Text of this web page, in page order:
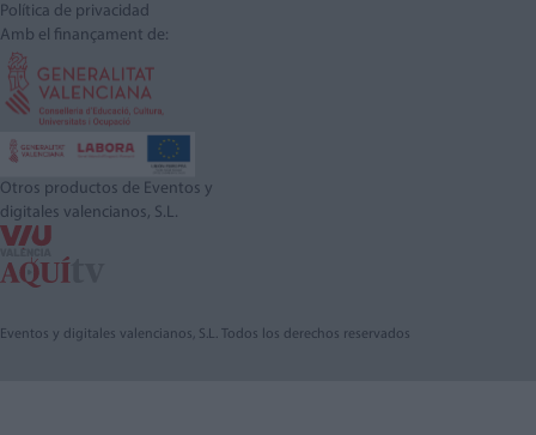
Política de privacidad
Amb el finançament de:
Otros productos de Eventos y
digitales valencianos, S.L.
Eventos y digitales valencianos, S.L. Todos los derechos reservados